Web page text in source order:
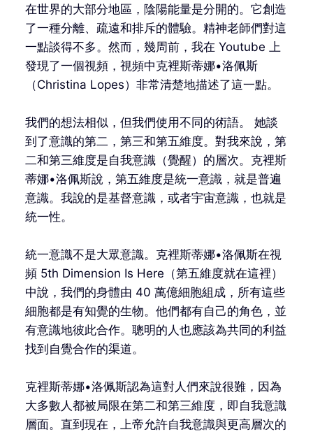
在世界的大部分地區，陰陽能量是分開的。它創造
了一種分離、疏遠和排斥的體驗。精神老師們對這
一點談得不多。然而，幾周前，我在 Youtube 上
發現了一個視頻，視頻中克裡斯蒂娜•洛佩斯
（Christina Lopes）非常清楚地描述了這一點。
我們的想法相似，但我們使用不同的術語。 她談
到了意識的第二，第三和第五維度。對我來說，第
二和第三維度是自我意識（覺醒）的層次。克裡斯
蒂娜•洛佩斯說，第五維度是統一意識，就是普遍
意識。我說的是基督意識，或者宇宙意識，也就是
統一性。
統一意識不是大眾意識。克裡斯蒂娜•洛佩斯在視
頻 5th Dimension Is Here（第五維度就在這裡）
中說，我們的身體由 40 萬億細胞組成，所有這些
細胞都是有知覺的生物。他們都有自己的角色，並
有意識地彼此合作。聰明的人也應該為共同的利益
找到自覺合作的渠道。
克裡斯蒂娜•洛佩斯認為這對人們來說很難，因為
大多數人都被局限在第二和第三維度，即自我意識
層面。直到現在，上帝允許自我意識與更高層次的